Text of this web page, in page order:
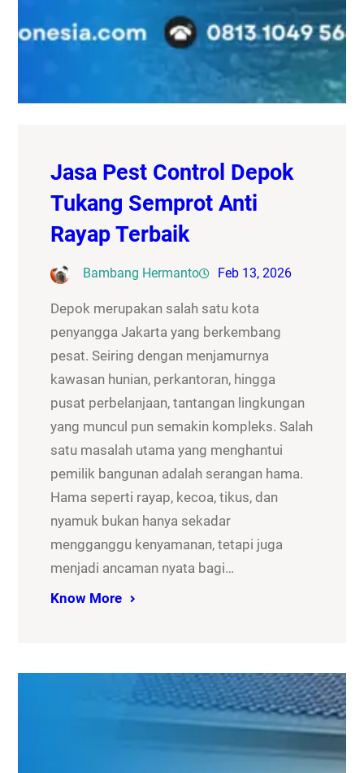
Jasa Pest Control Depok
Tukang Semprot Anti
Rayap Terbaik
Bambang Hermanto Feb 13, 2026
Depok merupakan salah satu kota
penyangga Jakarta yang berkembang
pesat. Seiring dengan menjamurnya
kawasan hunian, perkantoran, hingga
pusat perbelanjaan, tantangan lingkungan
yang muncul pun semakin kompleks. Salah
satu masalah utama yang menghantui
pemilik bangunan adalah serangan hama.
Hama seperti rayap, kecoa, tikus, dan
nyamuk bukan hanya sekadar
mengganggu kenyamanan, tetapi juga
menjadi ancaman nyata bagi…
Know More